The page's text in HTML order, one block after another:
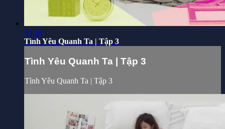
44:39
Tình Yêu Quanh Ta | Tập 3
Tình Yêu Quanh Ta | Tập 3
Tình Yêu Quanh Ta | Tập 3